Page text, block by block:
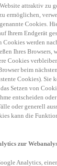
attraktiv zu
ermöglichen,
Cookies.
Ihrem Endgerät
Cookies werden
Ihres Browsers,
Cookies
beim
Cookies). Sie
Setzen von
entscheiden
oder generell
kann die
zur
Analytics,